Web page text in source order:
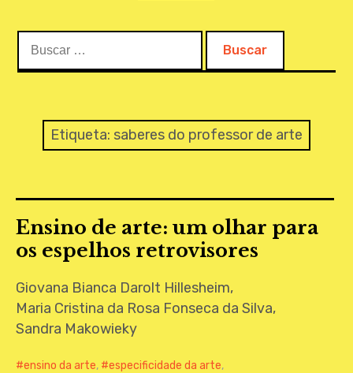
O PROJETO
LINKS
MAPEAMENTO
REVISTA IEPA
CONTATO
Etiqueta: saberes do professor de arte
Ensino de arte: um olhar para
os espelhos retrovisores
Giovana Bianca Darolt Hillesheim,
Maria Cristina da Rosa Fonseca da Silva,
Sandra Makowieky
ensino da arte, especificidade da arte,